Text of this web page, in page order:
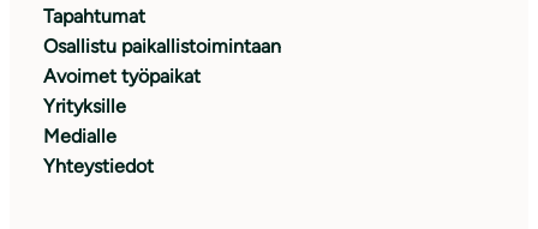
Tapahtumat
Osallistu paikallistoimintaan
Avoimet työpaikat
Yrityksille
Medialle
Yhteystiedot